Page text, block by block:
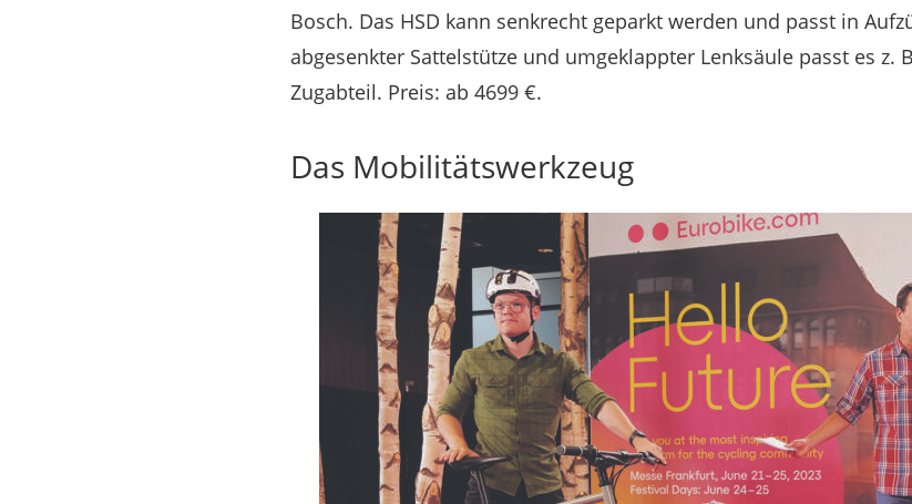
Bosch. Das HSD kann senkrecht geparkt werden und passt in
abgesenkter Sattelstütze und umgeklappter Lenksäule passt es z.
Zugabteil. Preis: ab 4699 €.
Das Mobilitätswerkzeug